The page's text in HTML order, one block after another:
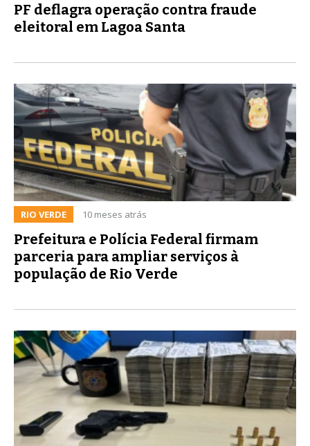
PF deflagra operação contra fraude
eleitoral em Lagoa Santa
RIO VERDE 10 meses atrás
Prefeitura e Polícia Federal firmam
parceria para ampliar serviços à
população de Rio Verde